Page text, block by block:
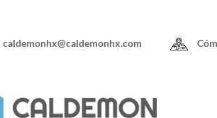
caldemonhx@caldemonhx.com